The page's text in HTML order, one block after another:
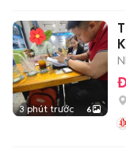
3 phút trước 6